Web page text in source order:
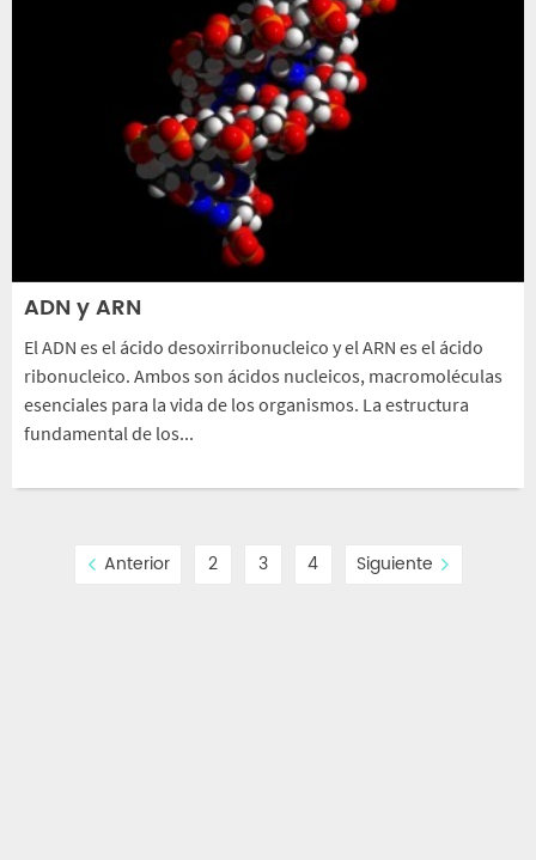
ADN y ARN
El ADN es el ácido desoxirribonucleico y el ARN es el ácido
ribonucleico. Ambos son ácidos nucleicos, macromoléculas
esenciales para la vida de los organismos. La estructura
fundamental de los...
Anterior 2 3 4 Siguiente